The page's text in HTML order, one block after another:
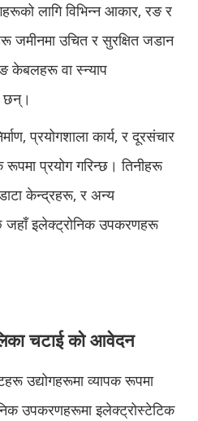
लागि विभिन्न आकार, रङ र
जमीनमा उचित र सुरक्षित जडान
केबलहरू वा स्न्याप
छन्।
प्रयोगशाला कार्य, र दूरसंचार
रूपमा प्रयोग गरिन्छ। तिनीहरू
केन्द्रहरू, र अन्य
जहाँ इलेक्ट्रोनिक उपकरणहरू
चटाई को आवेदन
उद्योगहरूमा व्यापक रूपमा
उपकरणहरूमा इलेक्ट्रोस्टेटिक